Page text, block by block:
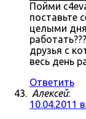
Пойми
поставьте
целыми
друзья с
весь день
Ответить
Алексей:
10.04.2011